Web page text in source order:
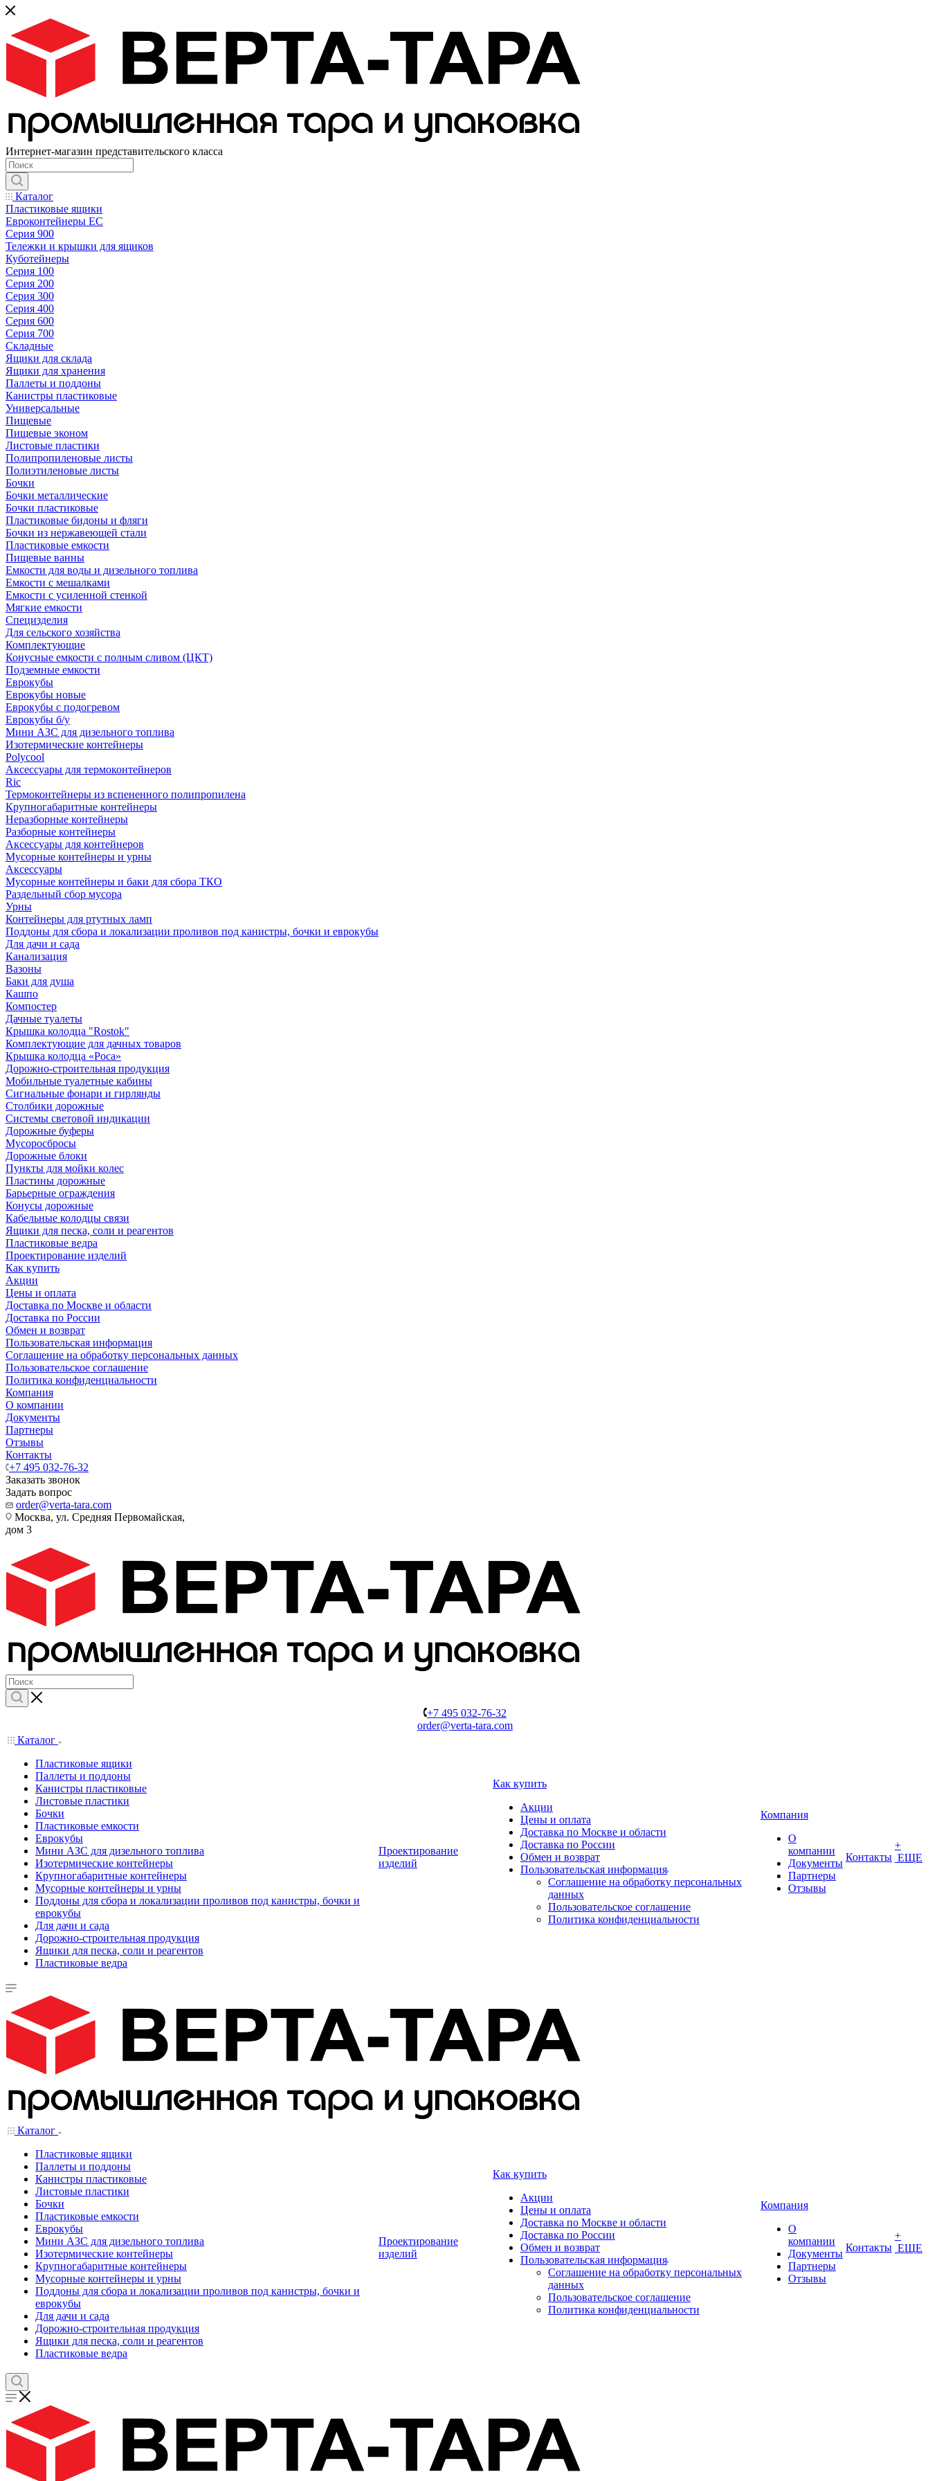
Интернет-магазин представительского класса
Каталог
Пластиковые ящики
Евроконтейнеры ЕС
Серия 900
Тележки и крышки для ящиков
Куботейнеры
Серия 100
Серия 200
Серия 300
Серия 400
Серия 600
Серия 700
Складные
Ящики для склада
Ящики для хранения
Паллеты и поддоны
Канистры пластиковые
Универсальные
Пищевые
Пищевые эконом
Листовые пластики
Полипропиленовые листы
Полиэтиленовые листы
Бочки
Бочки металлические
Бочки пластиковые
Пластиковые бидоны и фляги
Бочки из нержавеющей стали
Пластиковые емкости
Пищевые ванны
Емкости для воды и дизельного топлива
Емкости с мешалками
Емкости с усиленной стенкой
Мягкие емкости
Специзделия
Для сельского хозяйства
Комплектующие
Конусные емкости с полным сливом (ЦКТ)
Подземные емкости
Еврокубы
Еврокубы новые
Еврокубы с подогревом
Еврокубы б/у
Мини АЗС для дизельного топлива
Изотермические контейнеры
Polycool
Аксессуары для термоконтейнеров
Ric
Термоконтейнеры из вспененного полипропилена
Крупногабаритные контейнеры
Неразборные контейнеры
Разборные контейнеры
Аксессуары для контейнеров
Мусорные контейнеры и урны
Аксессуары
Мусорные контейнеры и баки для сбора ТКО
Раздельный сбор мусора
Урны
Контейнеры для ртутных ламп
Поддоны для сбора и локализации проливов под канистры, бочки и еврокубы
Для дачи и сада
Канализация
Вазоны
Баки для душа
Кашпо
Компостер
Дачные туалеты
Крышка колодца "Rostok"
Комплектующие для дачных товаров
Крышка колодца «Роса»
Дорожно-строительная продукция
Мобильные туалетные кабины
Сигнальные фонари и гирлянды
Столбики дорожные
Системы световой индикации
Дорожные буферы
Мусоросбросы
Дорожные блоки
Пункты для мойки колес
Пластины дорожные
Барьерные ограждения
Конусы дорожные
Кабельные колодцы связи
Ящики для песка, соли и реагентов
Пластиковые ведра
Проектирование изделий
Как купить
Акции
Цены и оплата
Доставка по Москве и области
Доставка по России
Обмен и возврат
Пользовательская информация
Соглашение на обработку персональных данных
Пользовательское соглашение
Политика конфиденциальности
Компания
О компании
Документы
Партнеры
Отзывы
Контакты
+7 495 032-76-32
Заказать звонок
Задать вопрос
order@verta-tara.com
Москва, ул. Средняя Первомайская,
дом 3
+7 495 032-76-32
order@verta-tara.com
Каталог
Пластиковые ящики
Паллеты и поддоны
Канистры пластиковые
Листовые пластики
Бочки
Пластиковые емкости
Еврокубы
Мини АЗС для дизельного топлива
Изотермические контейнеры
Крупногабаритные контейнеры
Мусорные контейнеры и урны
Поддоны для сбора и локализации проливов под канистры, бочки и
еврокубы
Для дачи и сада
Дорожно-строительная продукция
Ящики для песка, соли и реагентов
Пластиковые ведра
Проектирование
изделий
Как купить
Акции
Цены и оплата
Доставка по Москве и области
Доставка по России
Обмен и возврат
Пользовательская информация
Соглашение на обработку персональных
данных
Пользовательское соглашение
Политика конфиденциальности
Компания
О
компании
Документы
Партнеры
Отзывы
Контакты
+
ЕЩЕ
Каталог
Пластиковые ящики
Паллеты и поддоны
Канистры пластиковые
Листовые пластики
Бочки
Пластиковые емкости
Еврокубы
Мини АЗС для дизельного топлива
Изотермические контейнеры
Крупногабаритные контейнеры
Мусорные контейнеры и урны
Поддоны для сбора и локализации проливов под канистры, бочки и
еврокубы
Для дачи и сада
Дорожно-строительная продукция
Ящики для песка, соли и реагентов
Пластиковые ведра
Проектирование
изделий
Как купить
Акции
Цены и оплата
Доставка по Москве и области
Доставка по России
Обмен и возврат
Пользовательская информация
Соглашение на обработку персональных
данных
Пользовательское соглашение
Политика конфиденциальности
Компания
О
компании
Документы
Партнеры
Отзывы
Контакты
+
ЕЩЕ